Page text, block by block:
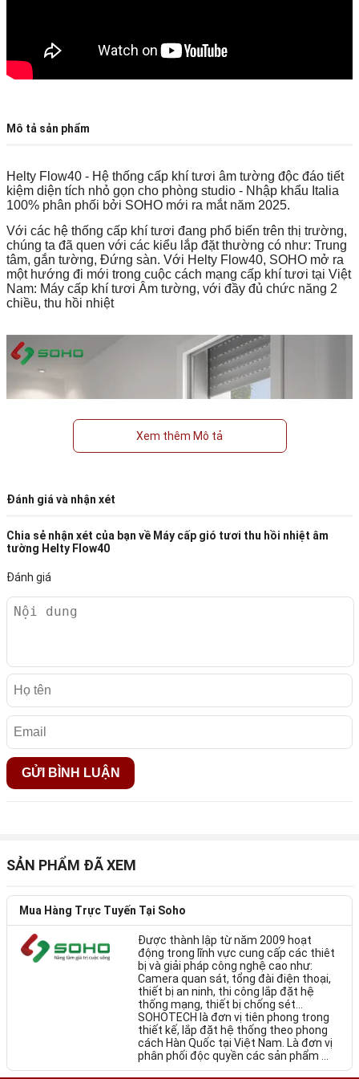
Mô tả sản phẩm
Helty Flow40 - Hệ thống cấp khí tươi âm tường độc đáo tiết
kiệm diện tích nhỏ gọn cho phòng studio - Nhập khẩu Italia
100% phân phối bởi SOHO mới ra mắt năm 2025.
Với các hệ thống cấp khí tươi đang phổ biến trên thị trường,
chúng ta đã quen với các kiểu lắp đặt thường có như: Trung
tâm, gắn tường, Đứng sàn. Với Helty Flow40, SOHO mở ra
một hướng đi mới trong cuộc cách mạng cấp khí tươi tại Việt
Nam: Máy cấp khí tươi Âm tường, với đầy đủ chức năng 2
chiều, thu hồi nhiệt
Với diện tích tối ưu và phần máy chính được âm toàn bộ bên
trong tường, Helty Flow40 Gần như không tốn diện tích
không gian sống, cũng không ảnh hưởng tới mỹ quan bên
ngoài nhà và hoà hợp vào kiến trúc của công trình. Thứ duy
nhất lộ ra là hệ thống mặt gió trong nhà và cửa lấy gió bên
ngoài, với khả năng thay thế lọc dễ dàng và tiện lợi. Đây là
ưu điểm khác xa với các hệ thống cấp khí tươi gắn tường
Xem thêm Mô tả
Đánh giá và nhận xét
Chia sẻ nhận xét của bạn về Máy cấp gió tươi thu hồi nhiệt âm
tường Helty Flow40
Đánh giá
SẢN PHẨM ĐÃ XEM
Mua Hàng Trực Tuyến Tại Soho
Được thành lập từ năm 2009 hoạt
động trong lĩnh vực cung cấp các thiêt
bị và giải pháp công nghệ cao như:
Camera quan sát, tổng đài điện thoại,
thiết bị an ninh, thi công lắp đặt hệ
thống mạng, thiết bị chống sét…
SOHOTECH là đơn vị tiên phong trong
thiết kế, lắp đặt hệ thống theo phong
cách Hàn Quốc tại Việt Nam. Là đơn vị
phân phối độc quyền các sản phẩm ...